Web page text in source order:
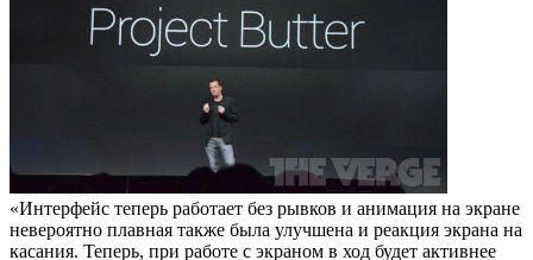
«Интерфейс теперь работает без рывков и анимация на экране
невероятно плавная также была улучшена и реакция экрана на
касания. Теперь, при работе с экраном в ход будет активнее